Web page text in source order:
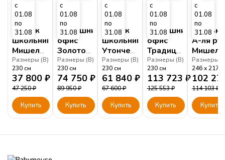
с
01.08
по
31.08
Уголок
школьника
Мишель
Орегано
Размеры (В)
230 см
37 800 ₽
47 250₽
Купить
с
01.08
по
31.08
Домашний
офис
Золотой
Мишель
Белый
Размеры (В)
230 см
74 750 ₽
89 950₽
Купить
с
01.08
по
31.08
Уголок
школьника
Утонченный
Мишель
Фрост
Размеры (В)
230 см
61 840 ₽
67 600₽
Купить
с
01.08
по
31.08
Домашний
офис
Традиционный
Мишель
Белый
Размеры (В)
230 см
113 723 ₽
125 553₽
Купить
с
01.08
по
31.08
Спальня
А-ля
Мишель
Белый
Размеры (
246
217
102
114 103₽
Купить